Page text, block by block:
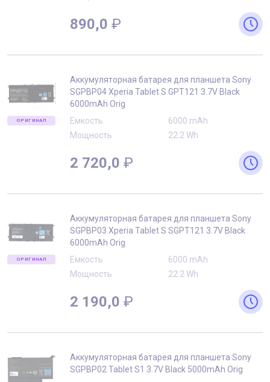
890,0 ₽
ОРИГИНАЛ
Аккумуляторная батарея для планшета Sony
SGPBP04 Xperia Tablet S GPT121 3.7V Black
6000mAh Orig
Емкость
6000 mAh
Мощность
22.2 Wh
2 720,0 ₽
ОРИГИНАЛ
Аккумуляторная батарея для планшета Sony
SGPBP03 Xperia Tablet S SGPT121 3.7V Black
6000mAh Orig
Емкость
6000 mAh
Мощность
22.2 Wh
2 190,0 ₽
Аккумуляторная батарея для планшета Sony
SGPBP02 Tablet S1 3.7V Black 5000mAh Orig